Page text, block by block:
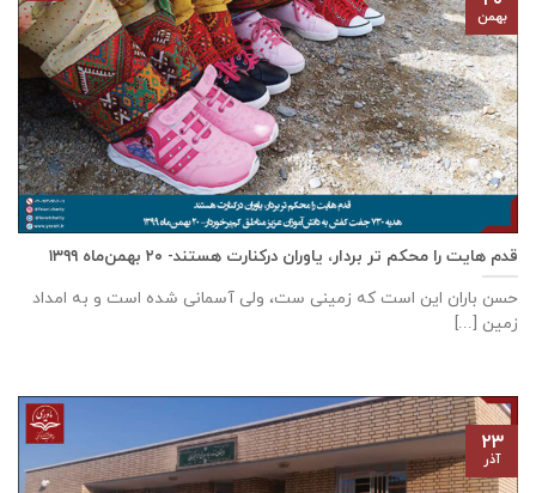
قدم هایت را محکم تر بردار، یاوران درکنارت هستند- ۲۰ بهمن‌ماه ۱۳۹۹
حسن باران این است که زمینی ست، ولی آسمانی شده است و به امداد
زمین [...]
بهمن
۲۳
آذر